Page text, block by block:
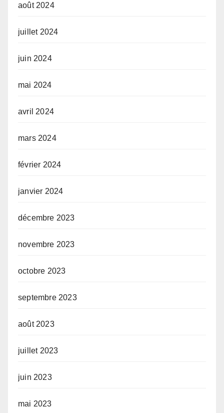
août 2024
juillet 2024
juin 2024
mai 2024
avril 2024
mars 2024
février 2024
janvier 2024
décembre 2023
novembre 2023
octobre 2023
septembre 2023
août 2023
juillet 2023
juin 2023
mai 2023